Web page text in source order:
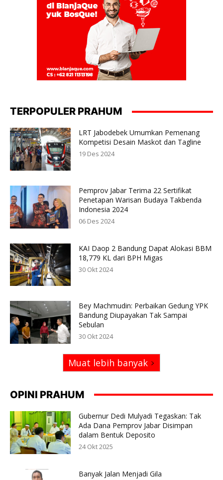
TERPOPULER PRAHUM
LRT Jabodebek Umumkan Pemenang
Kompetisi Desain Maskot dan Tagline
19 Des 2024
Pemprov Jabar Terima 22 Sertifikat
Penetapan Warisan Budaya Takbenda
Indonesia 2024
06 Des 2024
KAI Daop 2 Bandung Dapat Alokasi BBM
18,779 KL dari BPH Migas
30 Okt 2024
Bey Machmudin: Perbaikan Gedung YPK
Bandung Diupayakan Tak Sampai
Sebulan
30 Okt 2024
Muat lebih banyak
OPINI PRAHUM
Gubernur Dedi Mulyadi Tegaskan: Tak
Ada Dana Pemprov Jabar Disimpan
dalam Bentuk Deposito
24 Okt 2025
Banyak Jalan Menjadi Gila